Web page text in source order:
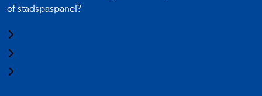
of stadspaspanel?